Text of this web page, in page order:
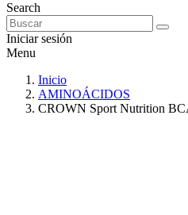
Search
Iniciar sesión
Menu
Inicio
AMINOÁCIDOS
CROWN Sport Nutrition